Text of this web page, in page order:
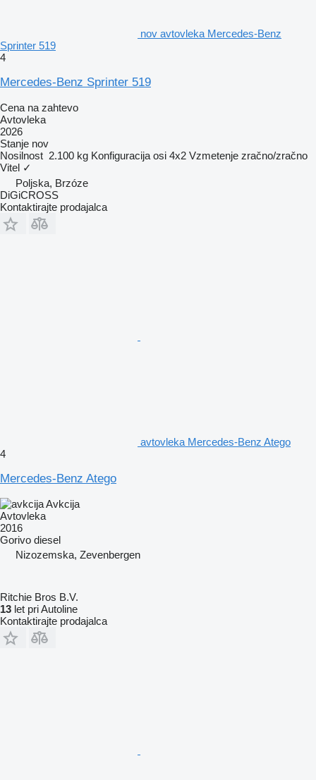
nov avtovleka Mercedes-Benz
Sprinter 519
4
Mercedes-Benz Sprinter 519
Cena na zahtevo
Avtovleka
2026
Stanje nov
Nosilnost 2.100 kg Konfiguracija osi 4x2 Vzmetenje zračno/zračno
Vitel ✓
Poljska, Brzóze
DiGiCROSS
Kontaktirajte prodajalca
avtovleka Mercedes-Benz Atego
4
Mercedes-Benz Atego
Avkcija
Avtovleka
2016
Gorivo diesel
Nizozemska, Zevenbergen
Ritchie Bros B.V.
13 let pri Autoline
Kontaktirajte prodajalca